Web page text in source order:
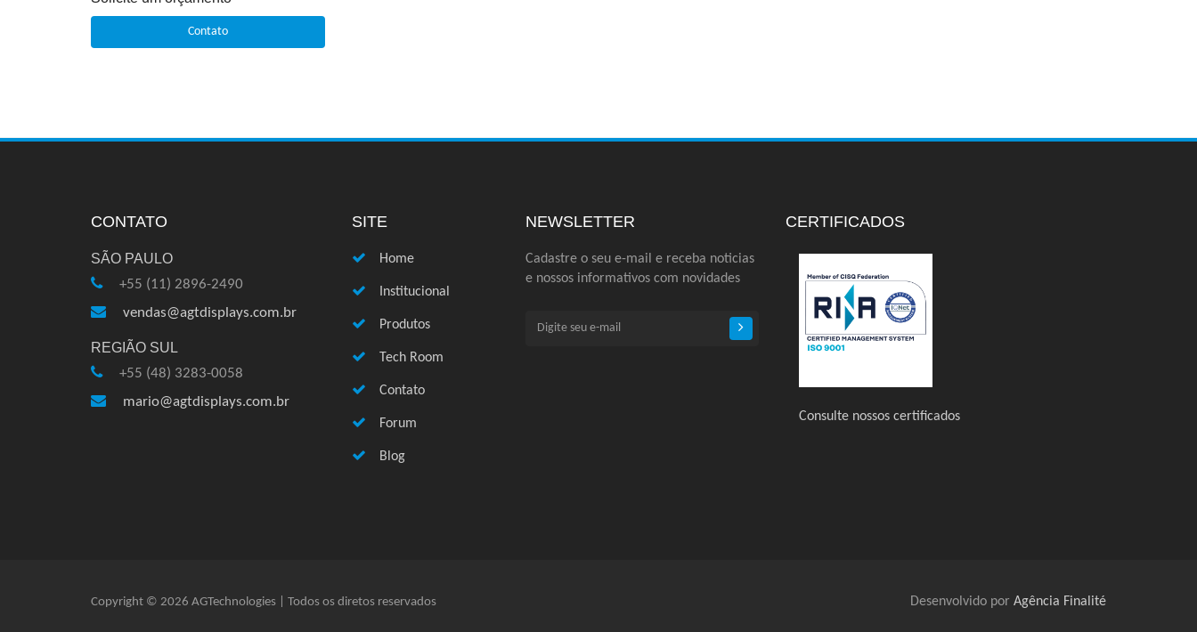
Contato
CONTATO
SÃO PAULO
+55 (11) 2896-2490
vendas@agtdisplays.com.br
REGIÃO SUL
+55 (48) 3283-0058
mario@agtdisplays.com.br
SITE
Home
Institucional
Produtos
Tech Room
Contato
Forum
Blog
NEWSLETTER
Cadastre o seu e-mail e receba noticias
e nossos informativos com novidades
CERTIFICADOS
Consulte nossos certificados
Copyright © 2026 AGTechnologies | Todos os diretos reservados Desenvolvido por Agência Finalité